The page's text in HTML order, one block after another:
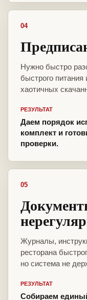
04
Нужно быстро
быстрого питания
хаотичных
РЕЗУЛЬТАТ
Даем порядок
комплект и
проверки.
05
Журналы,
ресторана
но система не
РЕЗУЛЬТАТ
Собираем